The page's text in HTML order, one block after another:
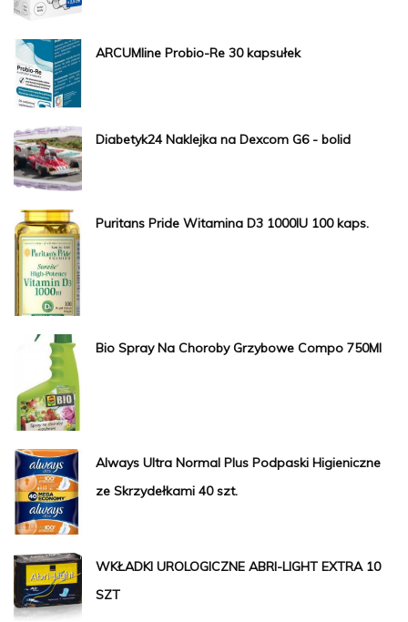
ARCUMline Probio-Re 30 kapsułek
Diabetyk24 Naklejka na Dexcom G6 - bolid
Puritans Pride Witamina D3 1000IU 100 kaps.
Bio Spray Na Choroby Grzybowe Compo 750Ml
Always Ultra Normal Plus Podpaski Higieniczne
ze Skrzydełkami 40 szt.
WKŁADKI UROLOGICZNE ABRI-LIGHT EXTRA 10
SZT